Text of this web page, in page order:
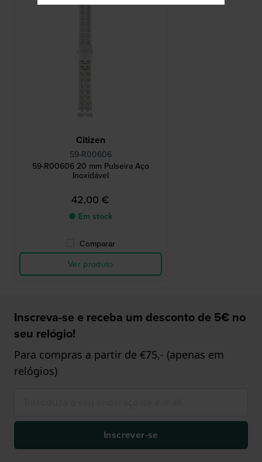
Citizen
59-R00606
59-R00606 20 mm Pulseira Aço
Inoxidável
42,00 €
● Em stock
Comparar
Ver produto
Inscreva-se e receba um desconto de 5€ no
seu relógio!
Para compras a partir de €75,- (apenas em
relógios)
Inscrever-se